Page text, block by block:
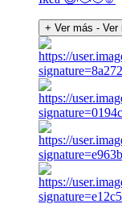
+ Ver más - Ver